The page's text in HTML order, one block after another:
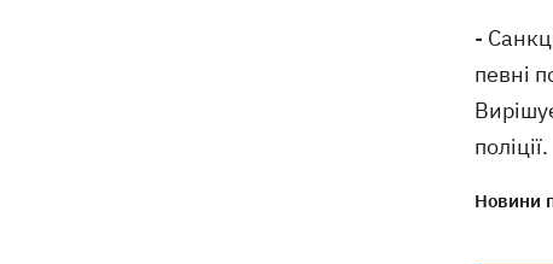
-
певні
поліції.
Новини